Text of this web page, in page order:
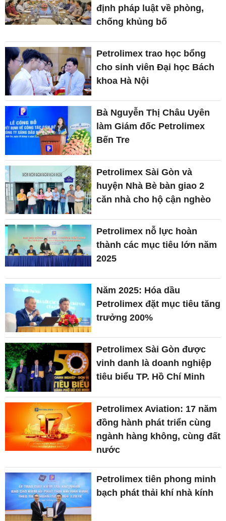
định pháp luật về phòng,
chống khủng bố
Petrolimex trao học bổng
cho sinh viên Đại học Bách
khoa Hà Nội
Bà Nguyễn Thị Châu Uyên
làm Giám đốc Petrolimex
Bến Tre
Petrolimex Sài Gòn và
huyện Nhà Bè bàn giao 2
căn nhà cho hộ cận nghèo
Petrolimex nỗ lực hoàn
thành các mục tiêu lớn năm
2025
Năm 2025: Hóa dầu
Petrolimex đặt mục tiêu tăng
trưởng 200%
Petrolimex Sài Gòn được
vinh danh là doanh nghiệp
tiêu biểu TP. Hồ Chí Minh
Petrolimex Aviation: 17 năm
đồng hành phát triển cùng
ngành hàng không, cùng đất
nước
Petrolimex tiên phong minh
bạch phát thải khí nhà kính